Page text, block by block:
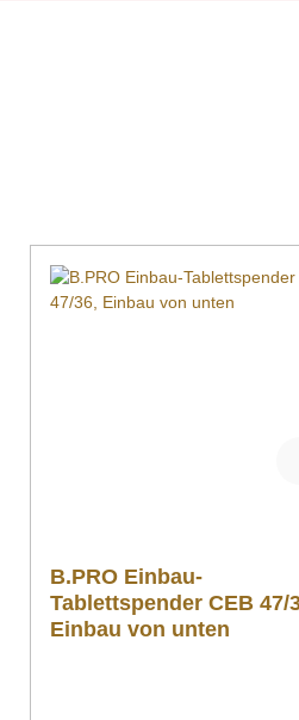
B.PRO Einbau-
Tablettspender CEB 47/
Einbau von unten